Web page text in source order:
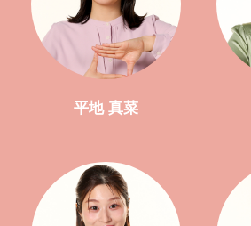
平地 真菜